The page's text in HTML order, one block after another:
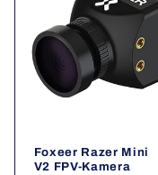
Foxeer Razer Mini
V2 FPV-Kamera